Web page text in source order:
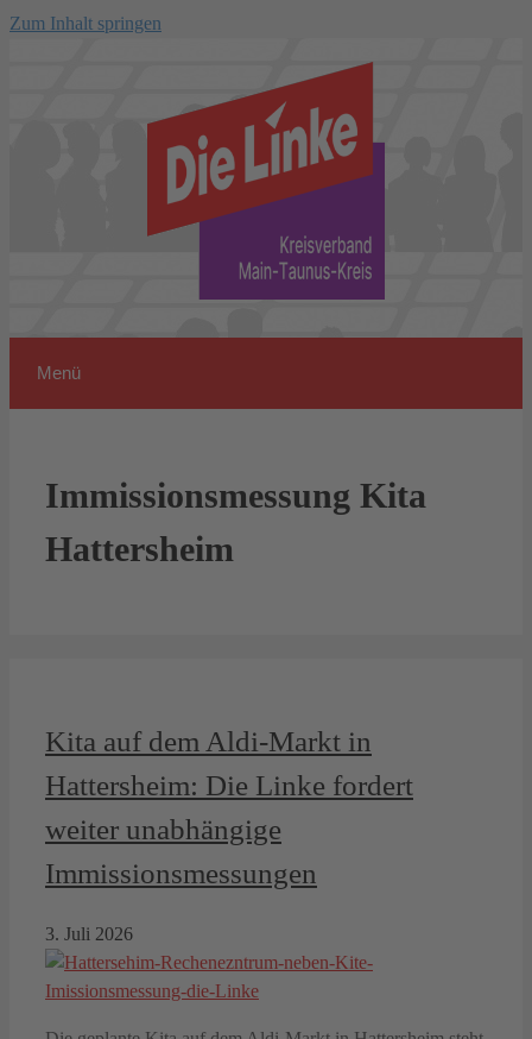
Zum Inhalt springen
Menü
Immissionsmessung Kita
Hattersheim
Kita auf dem Aldi-Markt in
Hattersheim: Die Linke fordert
weiter unabhängige
Immissionsmessungen
3. Juli 2026